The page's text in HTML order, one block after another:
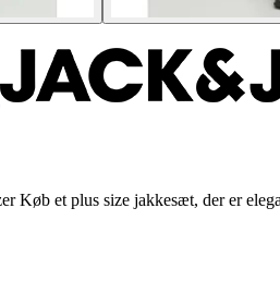
Køb et plus size jakkesæt, der er